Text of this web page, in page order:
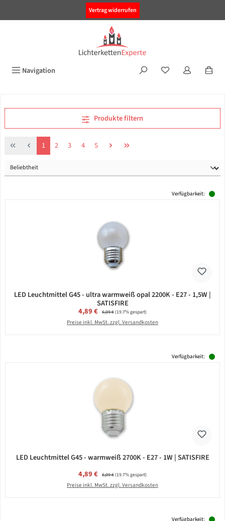
Vertrag widerrufen
Navigation
Produkte filtern
Seite
1 Seite
2 Seite
3 Seite
4 Seite
5
Verfügbarkeit:
LED Leuchtmittel G45 - ultra warmweiß opal 2200K - E27 - 1,5W |
SATISFIRE
Verkaufspreis:
4,89 € Regulärer Preis:
6,09 €(19.7% gespart)
Preise inkl. MwSt. zzgl. Versandkosten
Verfügbarkeit:
LED Leuchtmittel G45 - warmweiß 2700K - E27 - 1W | SATISFIRE
Verkaufspreis:
4,89 € Regulärer Preis:
6,09 €(19.7% gespart)
Preise inkl. MwSt. zzgl. Versandkosten
Verfügbarkeit: